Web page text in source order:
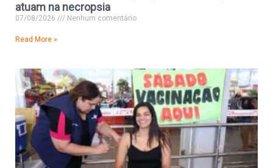
atuam na necropsia
07/08/2026 Nenhum comentário
Read More »